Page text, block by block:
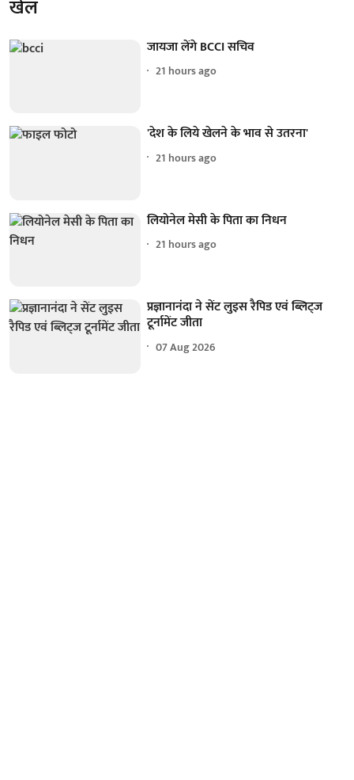
खेल
जायजा लेंगे BCCI सचिव
21 hours ago
'देश के लिये खेलने के भाव से उतरना'
21 hours ago
लियोनेल मेसी के पिता का निधन
21 hours ago
प्रज्ञानानंदा ने सेंट लुइस रैपिड एवं ब्लिट्ज
टूर्नामेंट जीता
07 Aug 2026